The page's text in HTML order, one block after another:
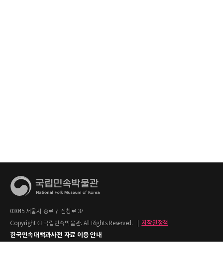
03045 서울시 종로구 삼청로 37
Copyright © 국립민속박물관. All Rights Reserved.
저작권정책
한국민속대백과사전 자료 이용 안내